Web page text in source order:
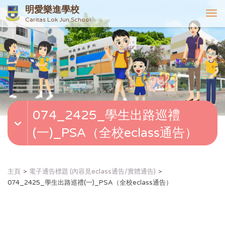
明愛樂進學校
Caritas Lok Jun School
T
o
g
g
l
e
n
v
074_2425_學生出路巡禮
(一)_PSA（全校eclass通告）
主頁
電子通告標題 (內容見eclass通告/實體通告)
074_2425_學生出路巡禮(一)_PSA（全校eclass通告）